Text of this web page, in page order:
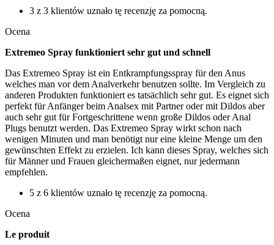
3 z 3 klientów uznało tę recenzję za pomocną.
Ocena
Extremeo Spray funktioniert sehr gut und schnell
Das Extremeo Spray ist ein Entkrampfungsspray für den Anus
welches man vor dem Analverkehr benutzen sollte. Im Vergleich zu
anderen Produkten funktioniert es tatsächlich sehr gut. Es eignet sich
perfekt für Anfänger beim Analsex mit Partner oder mit Dildos aber
auch sehr gut für Fortgeschrittene wenn große Dildos oder Anal
Plugs benutzt werden. Das Extremeo Spray wirkt schon nach
wenigen Minuten und man benötigt nur eine kleine Menge um den
gewünschten Effekt zu erzielen. Ich kann dieses Spray, welches sich
für Männer und Frauen gleichermaßen eignet, nur jedermann
empfehlen.
5 z 6 klientów uznało tę recenzję za pomocną.
Ocena
Le produit